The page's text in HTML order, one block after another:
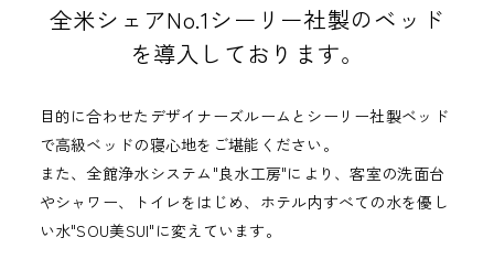
全米シェアNo.1シーリー社製のベッド
を導入しております。
目的に合わせたデザイナーズルームとシーリー社製ベッド
で高級ベッドの寝心地をご堪能ください。
また、全館浄水システム"良水工房"により、客室の洗面台
やシャワー、トイレをはじめ、ホテル内すべての水を優し
い水"SOU美SUI"に変えています。